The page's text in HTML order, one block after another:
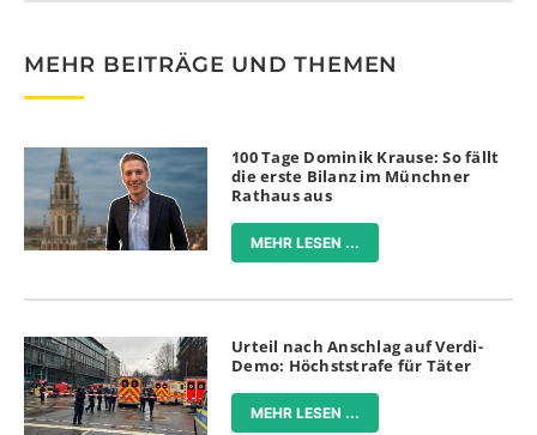
MEHR BEITRÄGE UND THEMEN
100 Tage Dominik Krause: So fällt
die erste Bilanz im Münchner
Rathaus aus
MEHR LESEN ...
Urteil nach Anschlag auf Verdi-
Demo: Höchststrafe für Täter
MEHR LESEN ...